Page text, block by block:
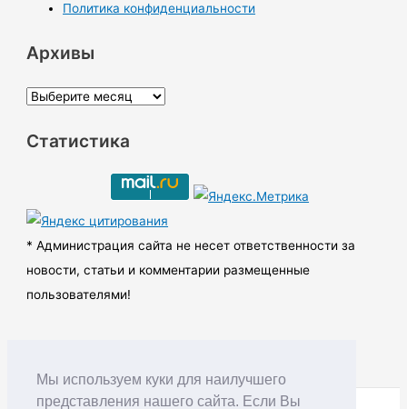
Мы используем куки для наилучшего
представления нашего сайта. Если Вы
Политика конфиденциальности
Архивы
А
х
ы
Статистика
* Администрация сайта не несет ответственности за
новости, статьи и комментарии размещенные
пользователями!